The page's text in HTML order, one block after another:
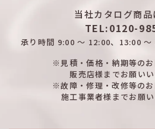
当社カタログ商品
TEL:0120-
承り時間 9:00 ～ 12:00、13:00 ～
※見積・価格・納期等のお
販売店様までお願いい
※故障・修理・改修等のお
施工事業者様までお願い